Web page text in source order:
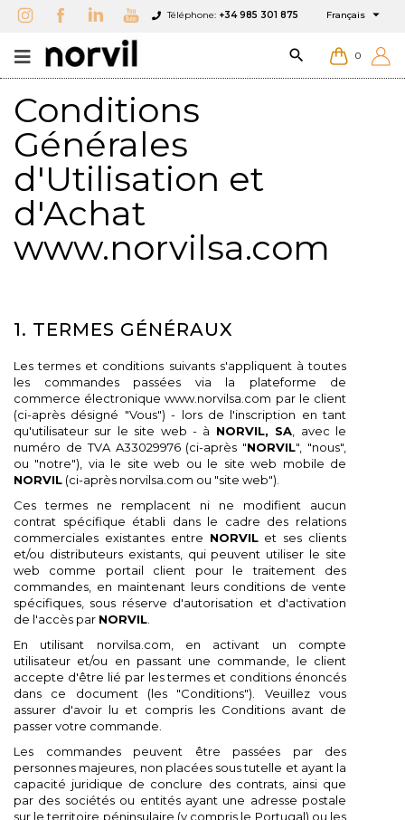
Téléphone: +34 985 301 875 Français 
 0
Conditions
Générales
d'Utilisation et
d'Achat
www.norvilsa.com
1. TERMES GÉNÉRAUX
Les termes et conditions suivants s'appliquent à toutes
les commandes passées via la plateforme de
commerce électronique www.norvilsa.com par le client
(ci-après désigné "Vous") - lors de l'inscription en tant
qu'utilisateur sur le site web - à NORVIL, SA , avec le
numéro de TVA A33029976 (ci-après "NORVIL", "nous",
ou "notre"), via le site web ou le site web mobile de
NORVIL (ci-après norvilsa.com ou "site web").
Ces termes ne remplacent ni ne modifient aucun
contrat spécifique établi dans le cadre des relations
commerciales existantes entre NORVILet ses clients
et/ou distributeurs existants, qui peuvent utiliser le site
web comme portail client pour le traitement des
commandes, en maintenant leurs conditions de vente
spécifiques, sous réserve d'autorisation et d'activation
de l'accès par NORVIL
En utilisant norvilsa.com, en activant un compte
utilisateur et/ou en passant une commande, le client
accepte d'être lié par les termes et conditions énoncés
dans ce document (les "Conditions"). Veuillez vous
assurer d'avoir lu et compris les Conditions avant de
passer votre commande.
Les commandes peuvent être passées par des
personnes majeures, non placées sous tutelle et ayant la
capacité juridique de conclure des contrats, ainsi que
par des sociétés ou entités ayant une adresse postale
sur le territoire péninsulaire (y compris le Portugal) ou les
Ajouter à ma liste d'envies
((modalTitle))
Créer une liste d'envies
Connexion